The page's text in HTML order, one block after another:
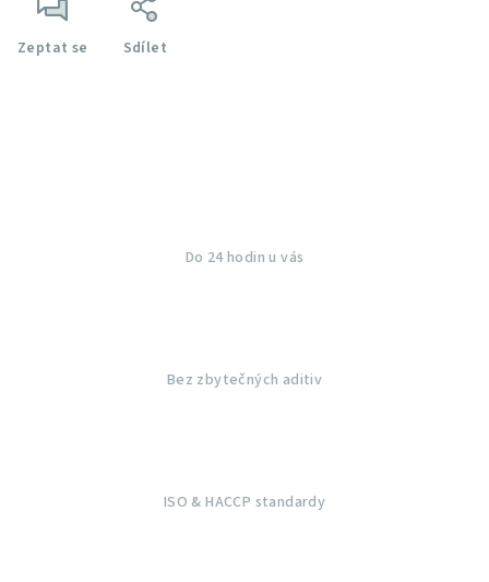
Zeptat se Sdílet
Do 24 hodin u vás
Bez zbytečných aditiv
ISO & HACCP standardy